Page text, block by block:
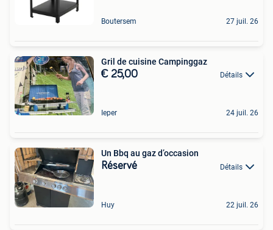
Boutersem 27 juil. 26
Gril de cuisine Campinggaz
€ 25,00 Détails
Ieper 24 juil. 26
Un Bbq au gaz d’occasion
Réservé Détails
Huy 22 juil. 26